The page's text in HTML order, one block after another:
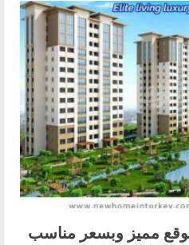
مميز وبسعر مناسب